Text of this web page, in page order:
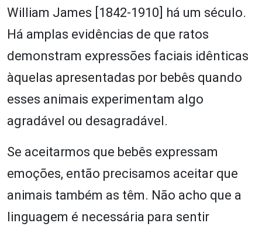
William James [1842-1910] há um século.
Há amplas evidências de que ratos
demonstram expressões faciais idênticas
àquelas apresentadas por bebês quando
esses animais experimentam algo
agradável ou desagradável.
Se aceitarmos que bebês expressam
emoções, então precisamos aceitar que
animais também as têm. Não acho que a
linguagem é necessária para sentir